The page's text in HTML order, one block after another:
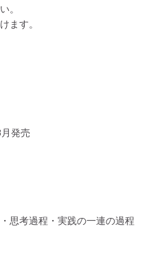
。
ます。
発売
思考過程・実践の一連の過程